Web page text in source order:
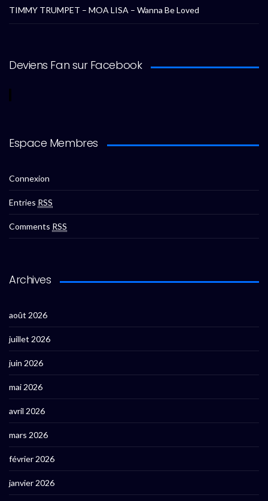
TIMMY TRUMPET – MOA LISA – Wanna Be Loved
Deviens Fan sur Facebook
Espace Membres
Connexion
Entries RSS
Comments RSS
Archives
août 2026
juillet 2026
juin 2026
mai 2026
avril 2026
mars 2026
février 2026
janvier 2026